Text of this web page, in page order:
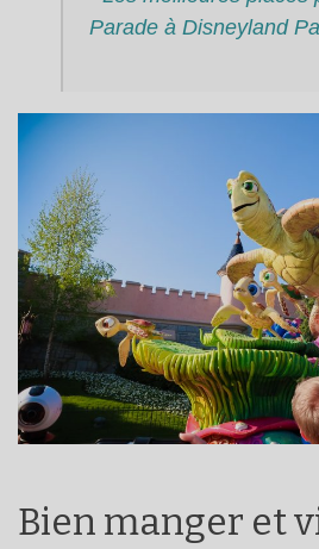
Parade à Disneyland
Bien manger et